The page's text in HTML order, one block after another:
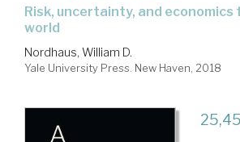
risk, uncertainty, and economics for a warming
world
Nordhaus, William D.
Yale University Press. New Haven, 2018